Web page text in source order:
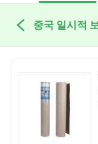
중국 일시적